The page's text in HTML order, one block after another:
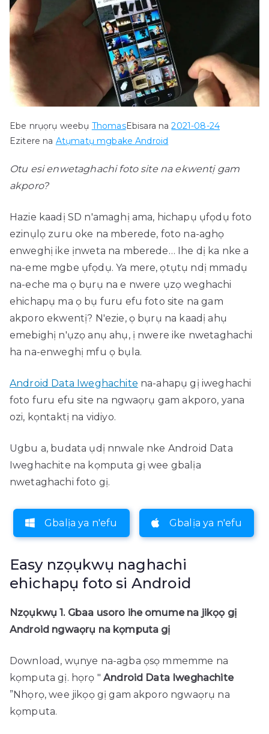
Ebe nrụọrụ weebụ ThomasEbisara na2021-08-24
Ezitere na Atụmatụ mgbake Android
Otu esi enwetaghachi foto site na ekwentị gam
akporo?
Hazie kaadị SD n'amaghị ama, hichapụ ụfọdụ foto
ezinụlọ zuru oke na mberede, foto na-aghọ
enweghị ike ịnweta na mberede… Ihe dị ka nke a
na-eme mgbe ụfọdụ. Ya mere, ọtụtụ ndị mmadụ
na-eche ma ọ bụrụ na e nwere ụzọ weghachi
ehichapụ ma ọ bụ furu efu foto site na gam
akporo ekwentị? N'ezie, ọ bụrụ na kaadị ahụ
emebighị n'ụzọ anụ ahụ, ị ​​nwere ike nwetaghachi
ha na-enweghị mfu ọ bụla.
Android Data Iweghachite na-ahapụ gị iweghachi
foto furu efu site na ngwaọrụ gam akporo, yana
ozi, kọntaktị na vidiyo.
Ugbu a, budata ụdị nnwale nke Android Data
Iweghachite na kọmputa gị wee gbalịa
nwetaghachi foto gị.
Gbalịa ya n'efu Gbalịa ya n'efu
Easy nzọụkwụ naghachi
ehichapụ foto si Android
Nzọụkwụ 1. Gbaa usoro ihe omume na jikọọ gị
Android ngwaọrụ na kọmputa gị
Download, wụnye na-agba ọsọ mmemme na
kọmputa gị. họrọ "Android Data Iweghachite
”Nhọrọ, wee jikọọ gị gam akporo ngwaọrụ na
kọmputa.